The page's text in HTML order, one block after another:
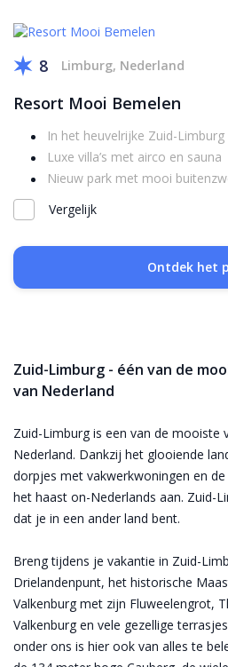
8 Limburg, Nederland
Resort Mooi Bemelen
In het heuvelrijke Zuid-Limburg
Luxe villa’s met airco en sauna
Nieuw park met mooi
Vergelijk
Ontdek het
Zuid-Limburg - één van de
van Nederland
Zuid-Limburg is een van de mooiste
Nederland. Dankzij het glooiende
dorpjes met vakwerkwoningen en
het haast on-Nederlands aan. Zuid-
dat je in een ander land bent.
Breng tijdens je vakantie in Zuid-
Drielandenpunt, het historische
Valkenburg met zijn Fluweelengrot,
Valkenburg en vele gezellige
onder ons is hier ook van alles te